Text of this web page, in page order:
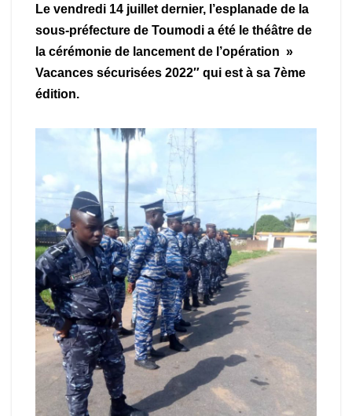
Le vendredi 14 juillet dernier, l’esplanade de la
sous-préfecture de Toumodi a été le théâtre de
la cérémonie de lancement de l’opération »
Vacances sécurisées 2022″ qui est à sa 7ème
édition.